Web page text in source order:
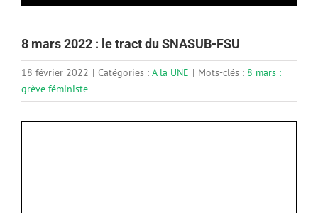
8 mars 2022 : le tract du SNASUB-FSU
18 février 2022 | Catégories : A la UNE | Mots-clés : 8 mars :
grève féministe